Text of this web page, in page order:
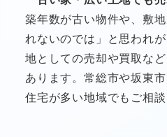
築年数が古い物件や、敷
れないのでは」と思われ
地としての売却や買取な
あります。常総市や坂東
住宅が多い地域でもご相談